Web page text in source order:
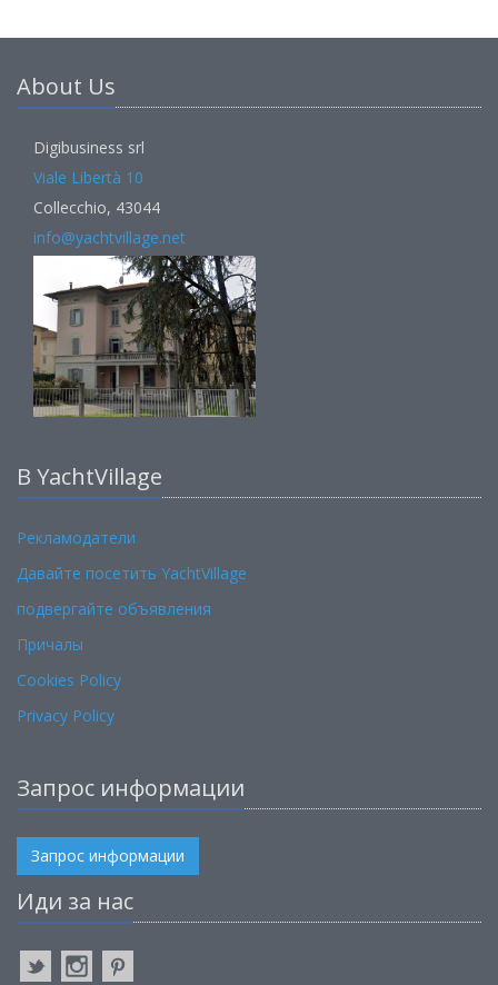
About Us
Digibusiness srl
Viale Libertà 10
Collecchio, 43044
info@yachtvillage.net
В YachtVillage
Рекламодатели
Давайте посетить YachtVillage
подвергайте объявления
Причалы
Cookies Policy
Privacy Policy
Запрос информации
Запрос информации
Иди за нас